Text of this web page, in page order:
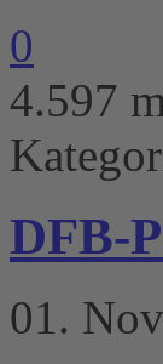
0
4.597
DFB-
01.